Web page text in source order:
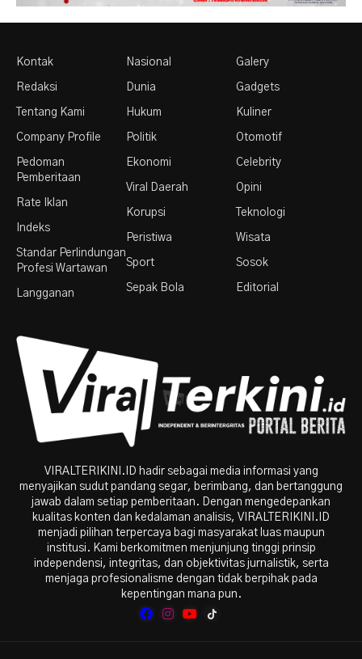
Kontak
Redaksi
Tentang Kami
Company Profile
Pedoman
Pemberitaan
Rate Iklan
Indeks
Standar Perlindungan
Profesi Wartawan
Langganan
Nasional
Dunia
Hukum
Politik
Ekonomi
Viral Daerah
Korupsi
Peristiwa
Sport
Sepak Bola
Galery
Gadgets
Kuliner
Otomotif
Celebrity
Opini
Teknologi
Wisata
Sosok
Editorial
VIRALTERIKINI.ID hadir sebagai media informasi yang
menyajikan sudut pandang segar, berimbang, dan bertanggung
jawab dalam setiap pemberitaan. Dengan mengedepankan
kualitas konten dan kedalaman analisis, VIRALTERIKINI.ID
menjadi pilihan terpercaya bagi masyarakat luas maupun
institusi. Kami berkomitmen menjunjung tinggi prinsip
independensi, integritas, dan objektivitas jurnalistik, serta
menjaga profesionalisme dengan tidak berpihak pada
kepentingan mana pun.